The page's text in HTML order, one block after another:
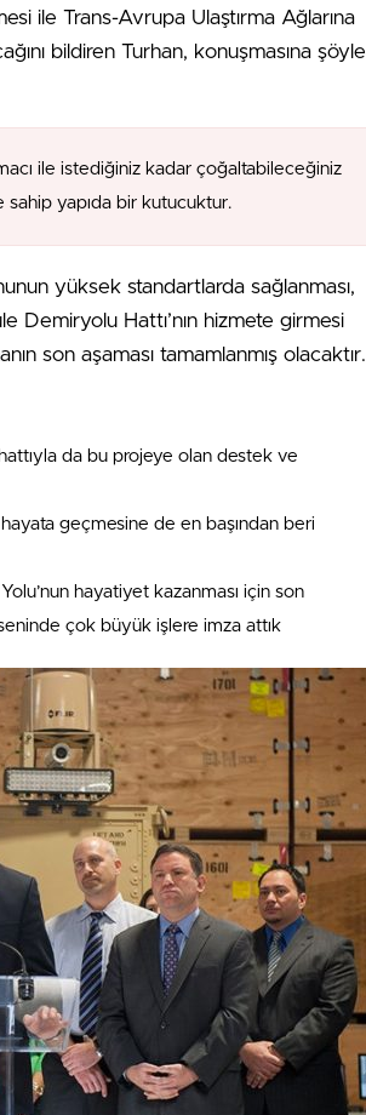
ile Trans-Avrupa Ulaştırma Ağlarına
bildiren Turhan, konuşmasına şöyle
ile istediğiniz kadar çoğaltabileceğiniz
sahip yapıda bir kutucuktur.
yüksek standartlarda sağlanması,
Demiryolu Hattı’nın hizmete girmesi
son aşaması tamamlanmış olacaktır.
da bu projeye olan destek ve
hayata geçmesine de en başından beri
hayatiyet kazanması için son
çok büyük işlere imza attık